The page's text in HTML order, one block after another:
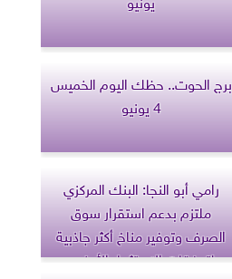
برج الحوت.. حظك اليوم الخميس
4 يونيو
رامي أبو النجا: البنك المركزي
ملتزم بدعم استقرار سوق
الصرف وتوفير مناخ أكثر جاذبية
لتدفقات الاستثمار الأجنبي